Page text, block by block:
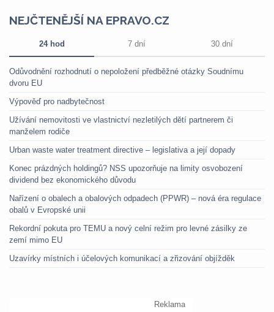
NEJČTENĚJŠÍ NA EPRAVO.CZ
24 hod 7 dní 30 dní
Odůvodnění rozhodnutí o nepoložení předběžné otázky Soudnímu
dvoru EU
Výpověď pro nadbytečnost
Užívání nemovitosti ve vlastnictví nezletilých dětí partnerem či
manželem rodiče
Urban waste water treatment directive – legislativa a její dopady
Konec prázdných holdingů? NSS upozorňuje na limity osvobození
dividend bez ekonomického důvodu
Nařízení o obalech a obalových odpadech (PPWR) – nová éra regulace
obalů v Evropské unii
Rekordní pokuta pro TEMU a nový celní režim pro levné zásilky ze
zemí mimo EU
Uzavírky místních i účelových komunikací a zřizování objížděk